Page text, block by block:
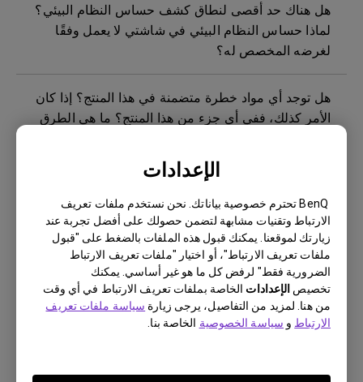
الإعدادات
BenQ تحترم خصوصية بياناتك. نحن نستخدم ملفات تعريف
الارتباط وتقنيات مشابهة لتضمن حصولك على أفضل تجربة عند
زيارتك لموقعنا. يمكنك قبول هذه الملفات بالضغط على "قبول
ملفات تعريف الارتباط"، أو اختيار "ملفات تعريف الارتباط
الضرورية فقط" لرفض كل ما هو غير أساسي. يمكنك
تخصيص الإعدادات الخاصة بملفات تعريف الارتباط في أي وقت
من هنا. لمزيد من التفاصيل، يرجى زيارة سياسة ملفات تعريف
الارتباط و سياسة الخصوصية الخاصة بنا.
هل هناك حد أقصى لنطاق كشف حساس النظام البيئي؟
لماذا حساس النظام البيئي في شاشتي لا يعمل وفقًا
لغرضه المخصص له؟
هل توجد أي مواد خطرة متضمنة في هذا المنتج؟ إذا كان
الأمر كذلك، ففي أي جزء من هذا المنتج؟ ما هي الطرق
ماذا يعني ثبات الصورة وكيفية تجنبها أو التخلص منها؟
هل تستخدم شاشة بينكيو إضاءة LED بمجموعة كاملة أو
إضاءة LED من الحافة؟
كيف يمكنني التحقق مما إذا كانت الإضاءة الخلفية